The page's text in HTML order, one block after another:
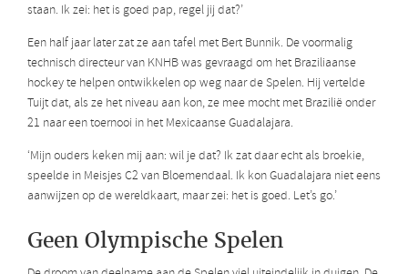
staan. Ik zei: het is goed pap, regel jij dat?’
Een half jaar later zat ze aan tafel met Bert Bunnik. De voormalig
technisch directeur van KNHB was gevraagd om het Braziliaanse
hockey te helpen ontwikkelen op weg naar de Spelen. Hij vertelde
Tuijt dat, als ze het niveau aan kon, ze mee mocht met Brazilië onder
21 naar een toernooi in het Mexicaanse Guadalajara.
‘Mijn ouders keken mij aan: wil je dat? Ik zat daar echt als broekie,
speelde in Meisjes C2 van Bloemendaal. Ik kon Guadalajara niet eens
aanwijzen op de wereldkaart, maar zei: het is goed. Let’s go.’
Geen Olympische Spelen